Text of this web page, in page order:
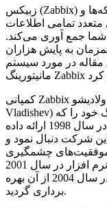
زبیکس (Zabbix) یک نرم افزار متن باز برای پایش شبکه‌ها و
متعدد تمامی اطلاعات
شما جمع آوری می‌کند.
به پایش هزاران
مقاله در مورد سیستم
کمپانی Zabbix در سال 2005 و توسط الکسی ولادیشو (Alexei
Vladishev) تأسیس گردید. او ایده راه حل مانیتورینگ خود را که
پیشتر به صورت نرم افزاری درون سازمانی در سال 1998 ارائه داده
شرکت دنبال نمود و
موفقیت‌های چشمگیری
دست پیدا کند. اولین نسخه آزمایشی این نرم افزار در سال 2001
منتشر شد و نخستین بار به طور رسمی در سال 2004 از آن بهره
برداری گردید.